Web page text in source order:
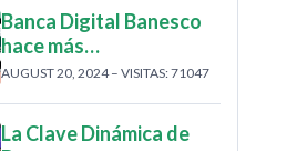
Banca Digital Banesco
hace más…
AUGUST 20, 2024 – VISITAS: 71047
La Clave Dinámica de